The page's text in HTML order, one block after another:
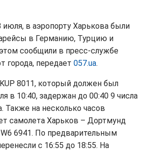
июля, в аэропорту Харькова были
в Германию, Турцию и
сообщили в пресс-службе
города, передает 057.ua.
8011, который должен был
в 10:40, задержан до 00:40 9 числа
Также на несколько часов
самолета Харьков – Дортмунд
6941. По предварительным
с 16:55 до 18:55. На